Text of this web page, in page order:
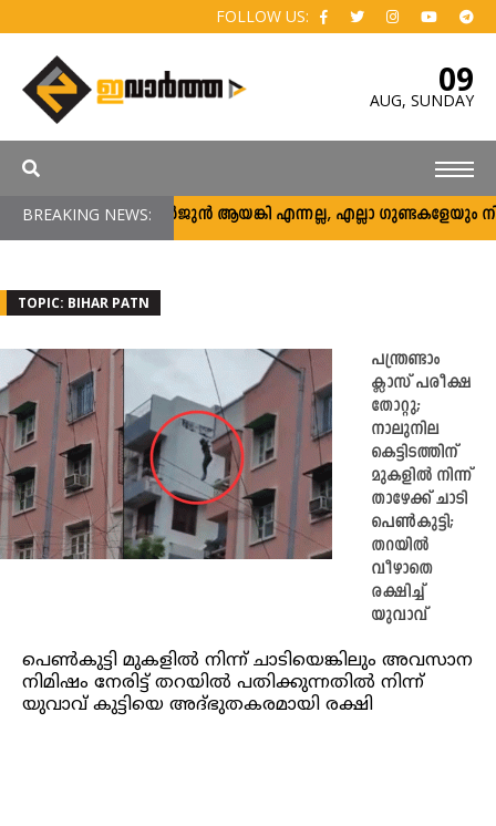
FOLLOW US:
09
AUG, SUNDAY
BREAKING NEWS:അര്‍ജുന്‍ ആയങ്കി എന്നല്ല, എല്ലാ ഗുണ്ടകളേയും
TOPIC: BIHAR PATN
പന്ത്രണ്ടാം
ക്ലാസ് പരീക്ഷ
തോറ്റു;
നാലുനില
കെട്ടിടത്തിന്
മുകളിൽ നിന്ന്
താഴേക്ക് ചാടി
പെൺകുട്ടി;
തറയിൽ
വീഴാതെ
രക്ഷിച്ച്
യുവാവ്
പെൺകുട്ടി മുകളിൽ നിന്ന് ചാടിയെങ്കിലും അവസാന
നിമിഷം നേരിട്ട് തറയിൽ പതിക്കുന്നതിൽ നിന്ന്
യുവാവ് കുട്ടിയെ അദ്ഭുതകരമായി രക്ഷി